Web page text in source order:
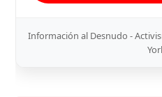
Información al Desnudo -